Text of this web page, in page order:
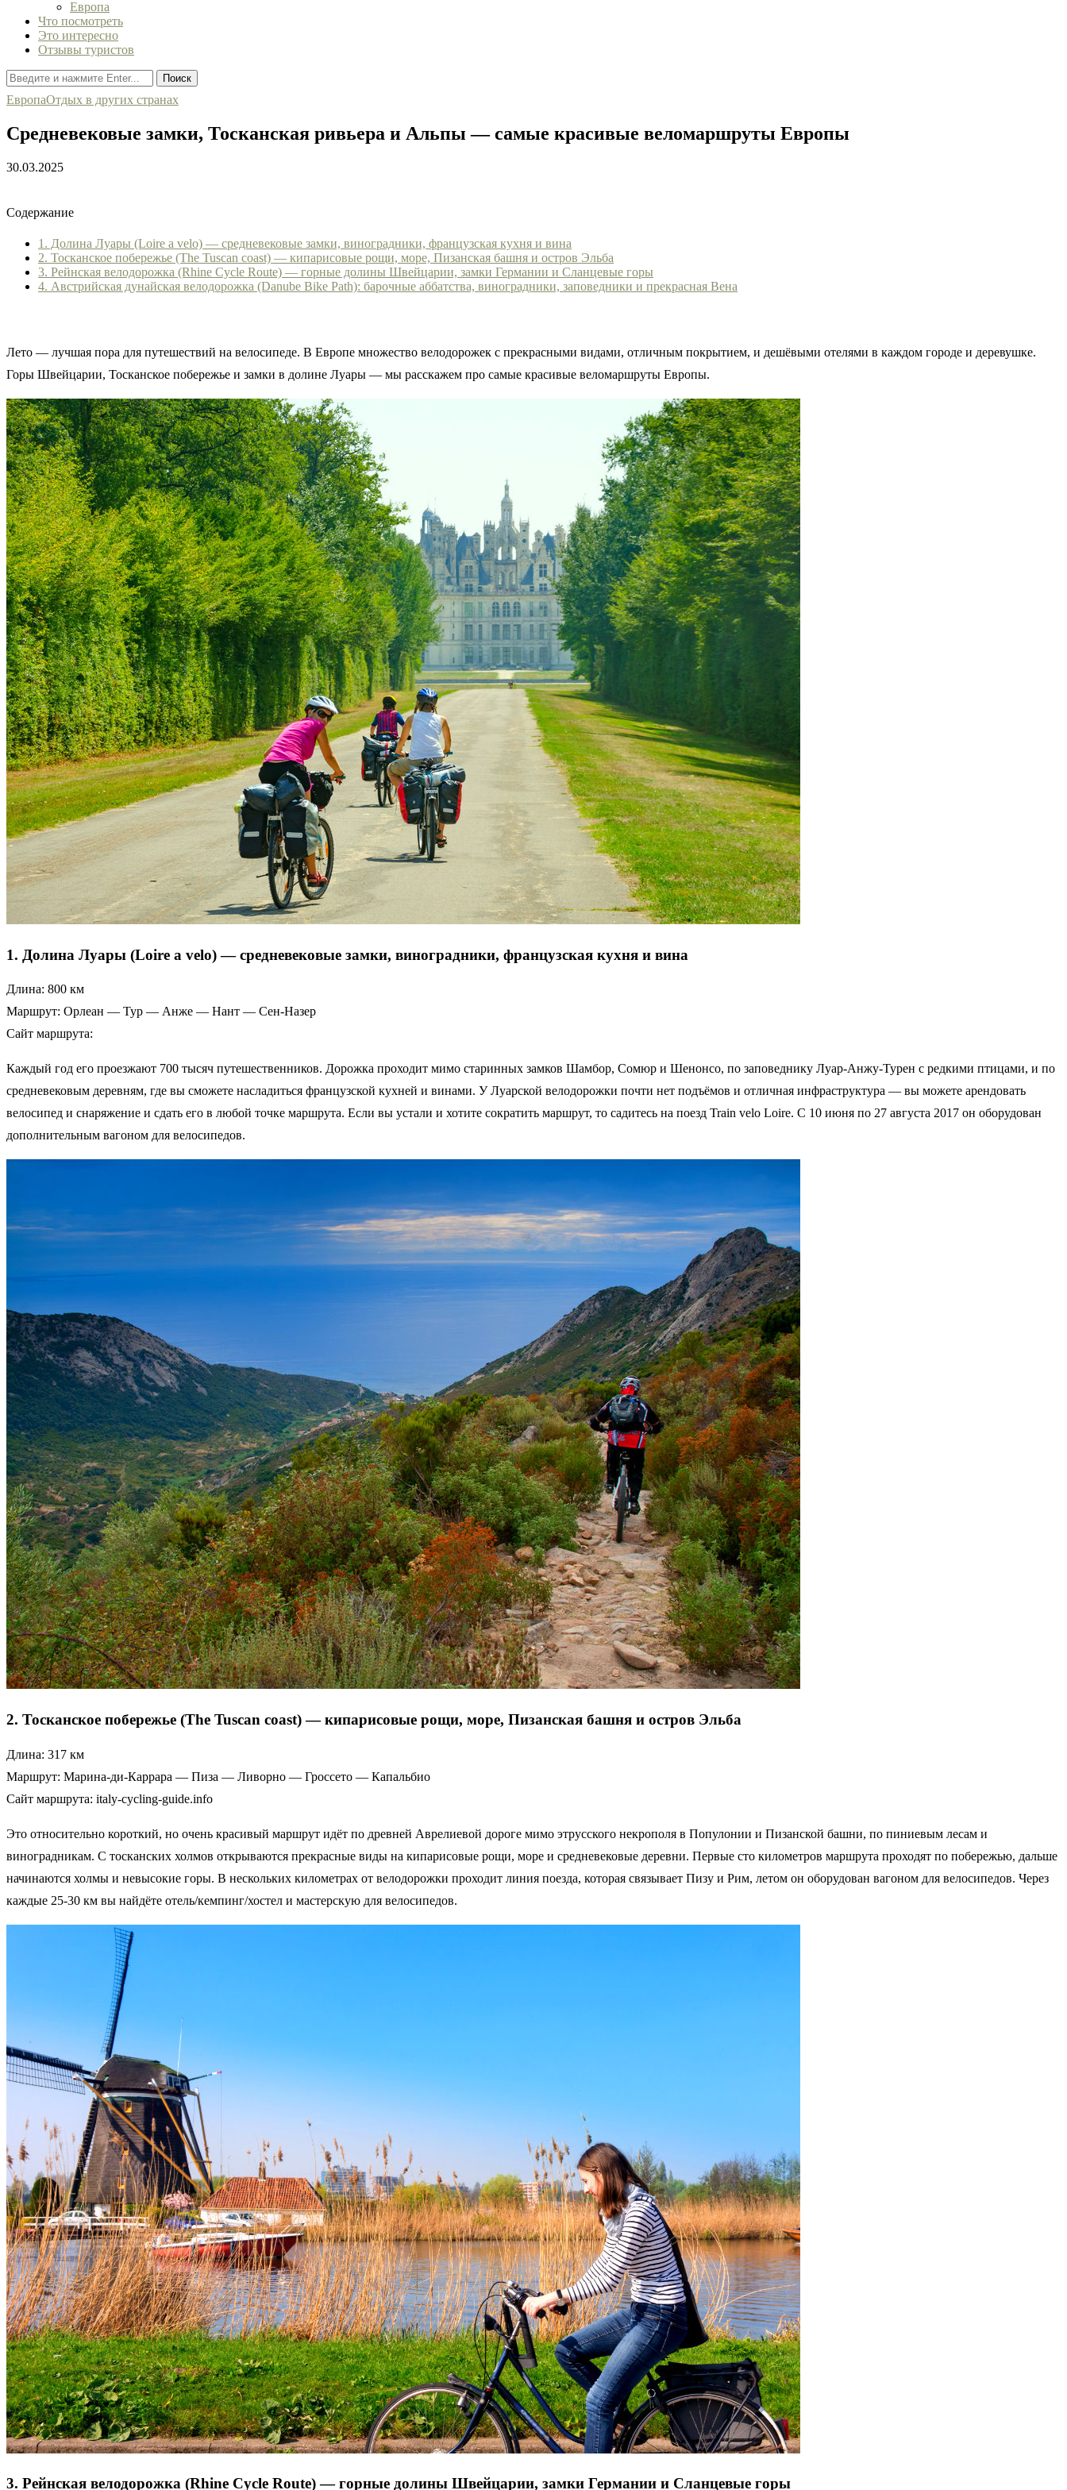
Европа
Что посмотреть
Это интересно
Отзывы туристов
Поиск
ЕвропаОтдых в других странах
Средневековые замки, Тосканская ривьера и Альпы — самые красивые веломаршруты Европы
30.03.2025
Содержание
1. Долина Луары (Loire a velo) — средневековые замки, виноградники, французская кухня и вина
2. Тосканское побережье (The Tuscan coast) — кипарисовые рощи, море, Пизанская башня и остров Эльба
3. Рейнская велодорожка (Rhine Cycle Route) — горные долины Швейцарии, замки Германии и Сланцевые горы
4. Австрийская дунайская велодорожка (Danube Bike Path): барочные аббатства, виноградники, заповедники и прекрасная Вена
Лето — лучшая пора для путешествий на велосипеде. В Европе множество велодорожек с прекрасными видами, отличным покрытием, и дешёвыми отелями в каждом городе и деревушке.
Горы Швейцарии, Тосканское побережье и замки в долине Луары — мы расскажем про самые красивые веломаршруты Европы.
1. Долина Луары (Loire a velo) — средневековые замки, виноградники, французская кухня и вина
Длина: 800 км
Маршрут: Орлеан — Тур — Анже — Нант — Сен-Назер
Сайт маршрута:
Каждый год его проезжают 700 тысяч путешественников. Дорожка проходит мимо старинных замков Шамбор, Сомюр и Шенонсо, по заповеднику Луар-Анжу-Турен с редкими птицами, и по
средневековым деревням, где вы сможете насладиться французской кухней и винами. У Луарской велодорожки почти нет подъёмов и отличная инфраструктура — вы можете арендовать
велосипед и снаряжение и сдать его в любой точке маршрута. Если вы устали и хотите сократить маршрут, то садитесь на поезд Train velo Loire. С 10 июня по 27 августа 2017 он оборудован
дополнительным вагоном для велосипедов.
2. Тосканское побережье (The Tuscan coast) — кипарисовые рощи, море, Пизанская башня и остров Эльба
Длина: 317 км
Маршрут: Марина-ди-Каррара — Пиза — Ливорно — Гроссето — Капальбио
Сайт маршрута: italy-cycling-guide.info
Это относительно короткий, но очень красивый маршрут идёт по древней Аврелиевой дороге мимо этрусского некрополя в Популонии и Пизанской башни, по пиниевым лесам и
виноградникам. С тосканских холмов открываются прекрасные виды на кипарисовые рощи, море и средневековые деревни. Первые сто километров маршрута проходят по побережью, дальше
начинаются холмы и невысокие горы. В нескольких километрах от велодорожки проходит линия поезда, которая связывает Пизу и Рим, летом он оборудован вагоном для велосипедов. Через
каждые 25-30 км вы найдёте отель/кемпинг/хостел и мастерскую для велосипедов.
3. Рейнская велодорожка (Rhine Cycle Route) — горные долины Швейцарии, замки Германии и Сланцевые горы